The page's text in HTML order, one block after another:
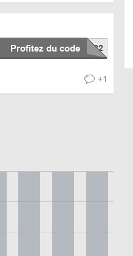
Profitez du code
+1